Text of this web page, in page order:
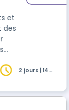
et
des
via
2 jours | 14